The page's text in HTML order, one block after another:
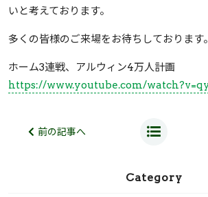
いと考えております。
多くの皆様のご来場をお待ちしております。
ホーム3連戦、アルウィン4万人計画
https://www.youtube.com/
前の記事へ
Category